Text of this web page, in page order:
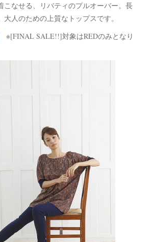
こなせる、リバティのプルオーバー。長
人のための上質なトップスです。
※[FINAL SALE!!]対象はREDのみとなり